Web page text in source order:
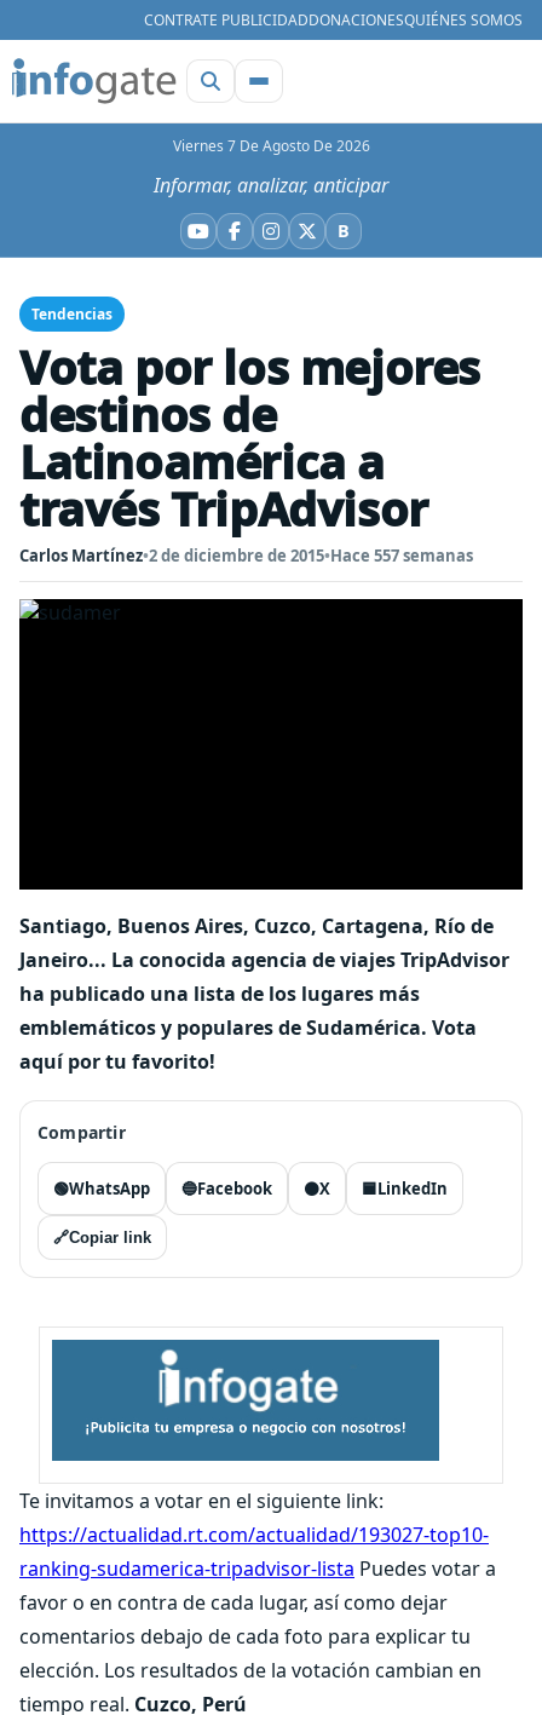
CONTRATE PUBLICIDADDONACIONESQUIÉNES SOMOS
Viernes 7 De Agosto De 2026
Informar, analizar, anticipar
YouTube
Facebook
Instagram
X BBluesky
Tendencias
Vota por los mejores
destinos de
Latinoamérica a
través TripAdvisor
Carlos Martínez•2 de diciembre de 2015•Hace 557 semanas
Santiago, Buenos Aires, Cuzco, Cartagena, Río de
Janeiro... La conocida agencia de viajes TripAdvisor
ha publicado una lista de los lugares más
emblemáticos y populares de Sudamérica. Vota
aquí por tu favorito!
Compartir
🟢WhatsApp 🔵Facebook ⚫X 🟦LinkedIn
🔗Copiar link
Te invitamos a votar en el siguiente link:
https://actualidad.rt.com/actualidad/193027-top10-
ranking-sudamerica-tripadvisor-lista Puedes votar a
favor o en contra de cada lugar, así como dejar
comentarios debajo de cada foto para explicar tu
elección. Los resultados de la votación cambian en
tiempo real. Cuzco, Perú